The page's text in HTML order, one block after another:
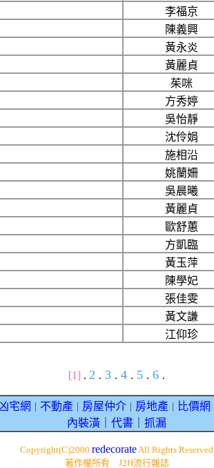
李福京
陳義興
黃永炎
黃麗貞
茱咪
方秀婷
吳怡靜
沈伶娟
施相沿
姚蘭姍
吳晨曦
黃麗貞
歐舒蕙
方凱臨
黃玉萍
陳學妃
張佳雯
黃文謙
江仰珍
[1] . 2 . 3 . 4 . 5 . 6 .
宅網 不動產｜ 房屋仲介｜ 房地產｜ 比價網
內裝潢
代書 抓漏
Copyright(C)2000 redecorateAll Rights Reserved
著作權所有 J2H流行雜誌